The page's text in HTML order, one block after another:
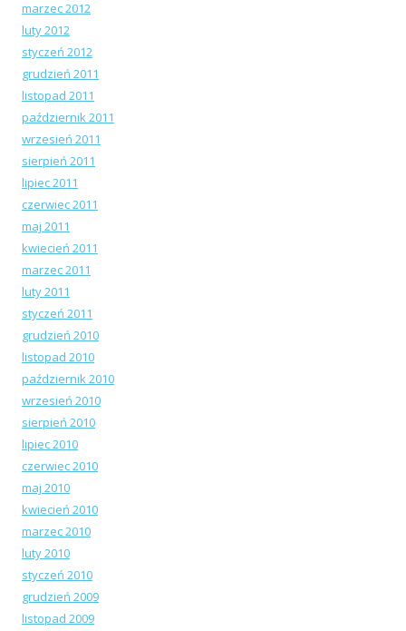
marzec 2012
luty 2012
styczeń 2012
grudzień 2011
listopad 2011
październik 2011
wrzesień 2011
sierpień 2011
lipiec 2011
czerwiec 2011
maj 2011
kwiecień 2011
marzec 2011
luty 2011
styczeń 2011
grudzień 2010
listopad 2010
październik 2010
wrzesień 2010
sierpień 2010
lipiec 2010
czerwiec 2010
maj 2010
kwiecień 2010
marzec 2010
luty 2010
styczeń 2010
grudzień 2009
listopad 2009